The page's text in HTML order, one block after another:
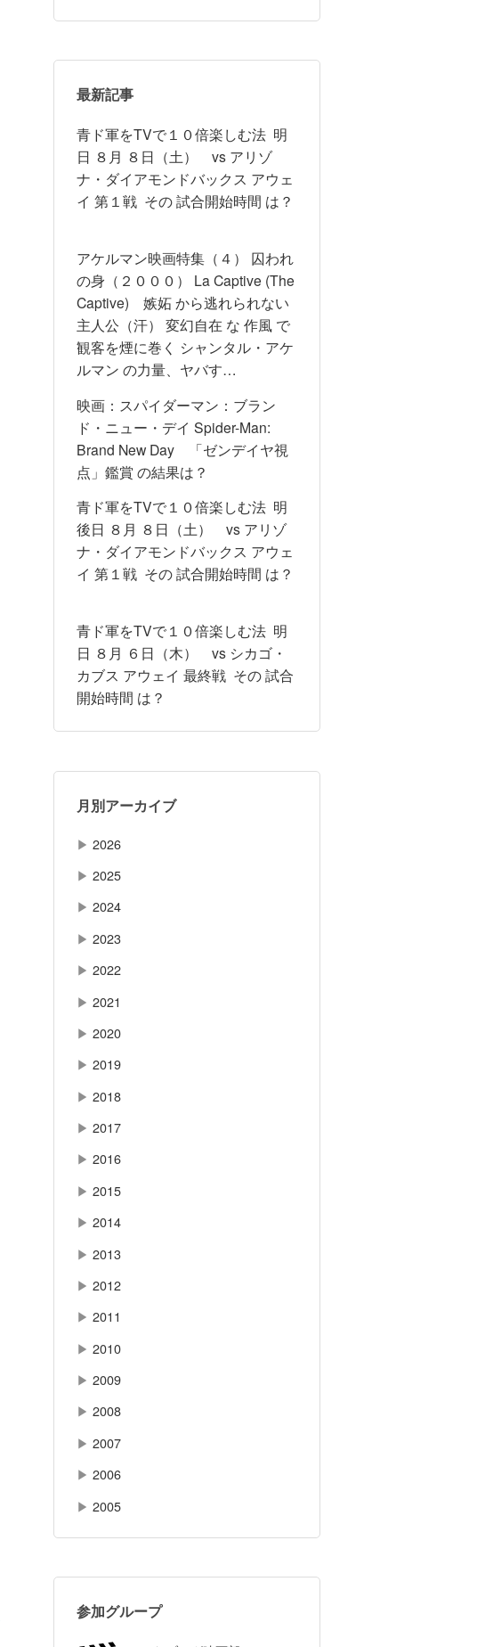
最新記事
青ド軍をTVで１０倍楽しむ法 明
日 ８月 ８日（土） vs アリゾ
ナ・ダイアモンドバックス アウェ
イ 第１戦 その 試合開始時間 は？
アケルマン映画特集（４） 囚われ
の身（２０００） La Captive (The
Captive) 嫉妬 から逃れられない
主人公（汗） 変幻自在 な 作風 で
観客を煙に巻く シャンタル・アケ
ルマン の力量、ヤバす…
映画：スパイダーマン：ブラン
ド・ニュー・デイ Spider-Man:
Brand New Day 「ゼンデイヤ視
点」鑑賞 の結果は？
青ド軍をTVで１０倍楽しむ法 明
後日 ８月 ８日（土） vs アリゾ
ナ・ダイアモンドバックス アウェ
イ 第１戦 その 試合開始時間 は？
青ド軍をTVで１０倍楽しむ法 明
日 ８月 ６日（木） vs シカゴ・
カブス アウェイ 最終戦 その 試合
開始時間 は？
月別アーカイブ
▶ 2026
▶ 2025
▶ 2024
▶ 2023
▶ 2022
▶ 2021
▶ 2020
▶ 2019
▶ 2018
▶ 2017
▶ 2016
▶ 2015
▶ 2014
▶ 2013
▶ 2012
▶ 2011
▶ 2010
▶ 2009
▶ 2008
▶ 2007
▶ 2006
▶ 2005
参加グループ